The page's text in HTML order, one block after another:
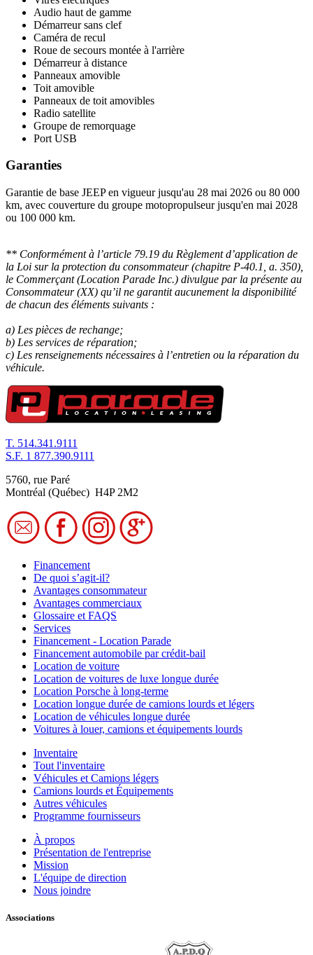
Audio haut de gamme
Démarreur sans clef
Caméra de recul
Roue de secours montée à l'arrière
Démarreur à distance
Panneaux amovible
Toit amovible
Panneaux de toit amovibles
Radio satellite
Groupe de remorquage
Port USB
Garanties
Garantie de base JEEP en vigueur jusqu'au 28 mai 2026 ou 80 000
km, avec couverture du groupe motopropulseur jusqu'en mai 2028
ou 100 000 km.
** Conformément à l’article 79.19 du Règlement d’application de
la Loi sur la protection du consommateur (chapitre P-40.1, a. 350),
le Commerçant (Location Parade Inc.) divulgue par la présente au
Consommateur (XX) qu’il ne garantit aucunement la disponibilité
de chacun des éléments suivants :
a) Les pièces de rechange;
b) Les services de réparation;
c) Les renseignements nécessaires à l’entretien ou la réparation du
véhicule.
T. 514.341.9111
S.F. 1 877.390.9111
5760, rue Paré
Montréal (Québec) H4P 2M2
Financement
De quoi s’agit-il?
Avantages consommateur
Avantages commerciaux
Glossaire et FAQS
Services
Financement - Location Parade
Financement automobile par crédit-bail
Location de voiture
Location de voitures de luxe longue durée
Location Porsche à long-terme
Location longue durée de camions lourds et légers
Location de véhicules longue durée
Voitures à louer, camions et équipements lourds
Inventaire
Tout l'inventaire
Véhicules et Camions légers
Camions lourds et Équipements
Autres véhicules
Programme fournisseurs
À propos
Présentation de l'entreprise
Mission
L'équipe de direction
Nous joindre
Associations